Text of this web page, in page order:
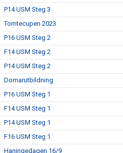
P14 USM Steg 3
Tomtecupen 2023
P16 USM Steg 2
F14 USM Steg 2
P14 USM Steg 2
Domarutbildning
P16 USM Steg 1
F14 USM Steg 1
P14 USM Steg 1
F16 USM Steg 1
Haningedagen 16/9